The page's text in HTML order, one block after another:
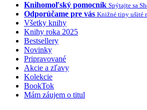
Knihomoľský pomocník Spýtajte sa
Odporúčame pre vás Knižné tipy ušité
Všetky knihy
Knihy roka 2025
Bestsellery
Novinky
Pripravované
Akcie a zľavy
Kolekcie
BookTok
Mám záujem o titul